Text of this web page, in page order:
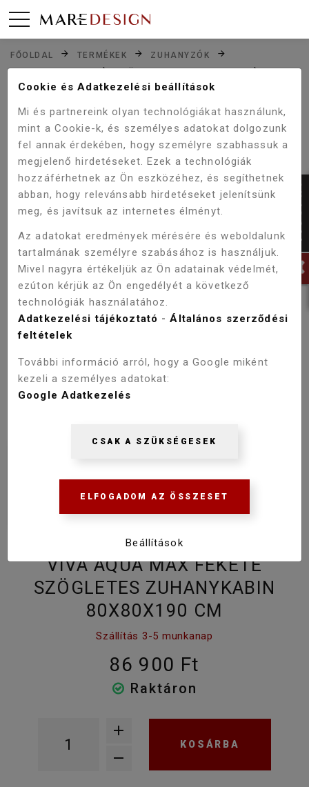
FŐOLDAL TERMÉKEK
ZUHANYZÓK
ZUHANYKABINOK
SZÖGLETES ZUHANYKABIN
VIVA AQUA MAX FEKETE SZÖGLETES ZUHANYKABIN
VIVA AQUA MAX FEKETE
SZÖGLETES ZUHANYKABIN
80X80X190 CM
Szállítás 3-5 munkanap
86 900 Ft
Raktáron
KOSÁRBA
Cookie és Adatkezelési beállítások
Mi és partnereink olyan technológiákat használunk,
mint a Cookie-k, és személyes adatokat dolgozunk
fel annak érdekében, hogy személyre szabhassuk a
megjelenő hirdetéseket. Ezek a technológiák
hozzáférhetnek az Ön eszközéhez, és segíthetnek
abban, hogy relevánsabb hirdetéseket jelenítsünk
meg, és javítsuk az internetes élményt.
Az adatokat eredmények mérésére és weboldalunk
tartalmának személyre szabásához is használjuk.
Mivel nagyra értékeljük az Ön adatainak védelmét,
ezúton kérjük az Ön engedélyét a következő
technológiák használatához.
Adatkezelési tájékoztató -Általános szerződési
feltételek
További információ arról, hogy a Google miként
kezeli a személyes adatokat:
Google Adatkezelés
CSAK A SZÜKSÉGESEK
ELFOGADOM AZ ÖSSZESET
Beállítások